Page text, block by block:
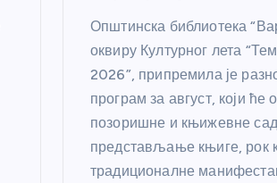
Општинска библиотека
оквиру Културног лета
2026”, припремила је
програм за август, који ће
позоришне и књижевне
представљање књиге, рок
традиционалне